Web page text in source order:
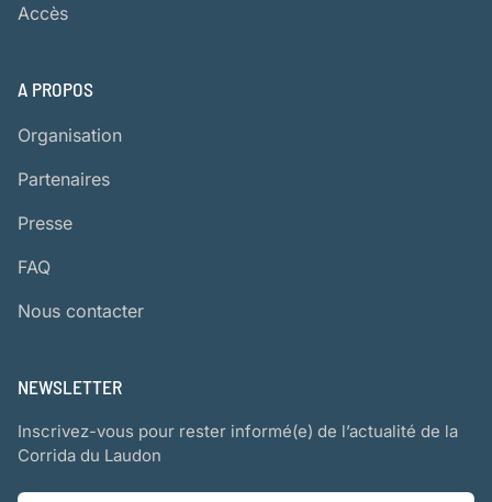
Accès
A PROPOS
Organisation
Partenaires
Presse
FAQ
Nous contacter
NEWSLETTER
Inscrivez-vous pour rester informé(e) de l’actualité de la
Corrida du Laudon